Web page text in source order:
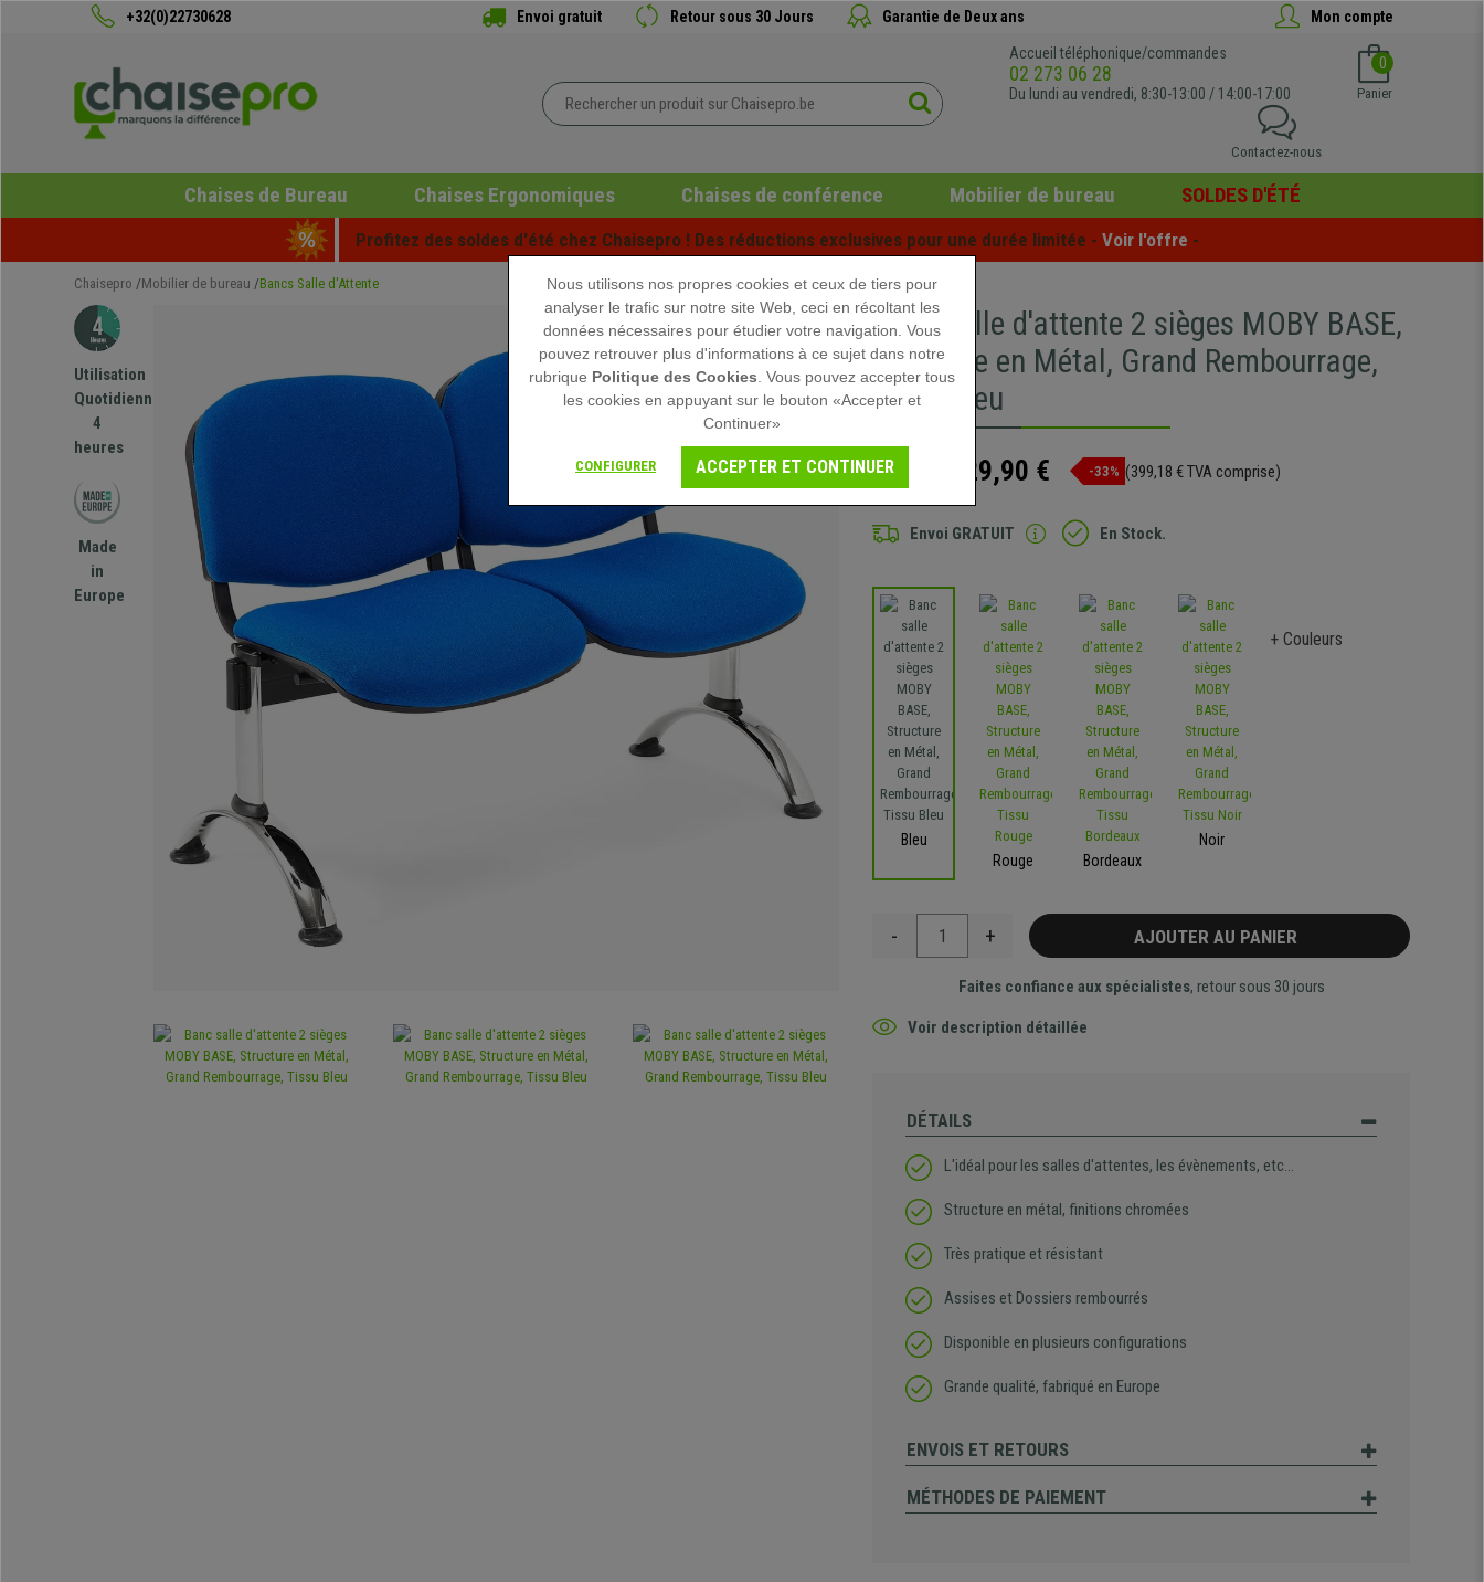
+32(0)22730628 Envoi gratuit Retour sous 30 Jours Garantie de Deux ans Mon compte
Accueil téléphonique/commandes
02 273 06 28
Du lundi au vendredi, 8:30-13:00 / 14:00-17:00
0
Panier
Contactez-nous
Chaises de Bureau Chaises Ergonomiques Chaises de conférence Mobilier de bureau SOLDES D'ÉTÉ
Profitez des soldes d'été chez Chaisepro ! Des réductions exclusives pour une durée limitée - Voir l'offre -
Chaisepro Mobilier de bureau Bancs Salle d'Attente
Utilisation
Quotidienne
4
heures
Made
in
Europe
Banc salle d'attente 2 sièges MOBY BASE,
Structure en Métal, Grand Rembourrage,
Tissu Bleu
489,90 € 329,90 € -33% (399,18 € TVA comprise)
Envoi GRATUIT En Stock.
Bleu
Rouge
Bordeaux
Noir
+ Couleurs
- + AJOUTER AU PANIER
Faites confiance aux spécialistes, retour sous 30 jours
Voir description détaillée
DÉTAILS
L'idéal pour les salles d'attentes, les évènements, etc...
Structure en métal, finitions chromées
Très pratique et résistant
Assises et Dossiers rembourrés
Disponible en plusieurs configurations
Grande qualité, fabriqué en Europe
ENVOIS ET RETOURS
MÉTHODES DE PAIEMENT
Nous utilisons nos propres cookies et ceux de tiers pour
analyser le trafic sur notre site Web, ceci en récoltant les
données nécessaires pour étudier votre navigation. Vous
pouvez retrouver plus d'informations à ce sujet dans notre
rubrique Politique des Cookies . Vous pouvez accepter tous
les cookies en appuyant sur le bouton «Accepter et
Continuer»
CONFIGURER ACCEPTER ET CONTINUER